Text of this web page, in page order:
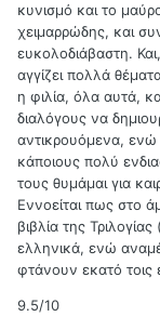
κυνισμό και το
χειμαρρώδης, και
ευκολοδιάβαστη.
αγγίζει πολλά
η φιλία, όλα αυτά,
διαλόγους να
αντικρουόμενα, ενώ
κάποιους πολύ
τους θυμάμαι για
Εννοείται πως στο
βιβλία της
ελληνικά, ενώ
φτάνουν εκατό τοις
9.5/10